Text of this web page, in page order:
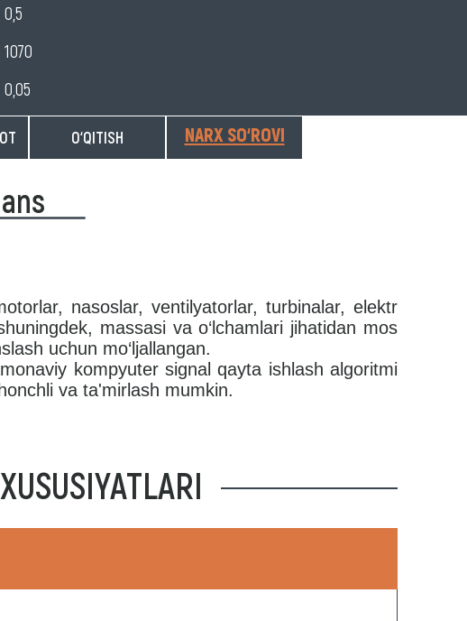
0,5
1070
0,05
O‘QITISH NARX SO‘ROVI
nasoslar, ventilyatorlar, turbinalar, elektr
massasi va o‘lchamlari jihatidan mos
uchun mo‘ljallangan.
kompyuter signal qayta ishlash algoritmi
va ta'mirlash mumkin.